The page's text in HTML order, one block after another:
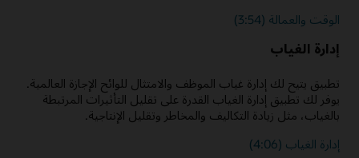
الوقت والعمالة (3:54)
إدارة الغياب
تطبيق يتيح لك إدارة غياب الموظف والامتثال للوائح الإجازة العالمية.
يوفر لك تطبيق إدارة الغياب القدرة على تقليل التأثيرات المرتبطة
بالغياب، مثل زيادة التكاليف والمخاطر وتقليل الإنتاجية.
إدارة الغياب (4:06)